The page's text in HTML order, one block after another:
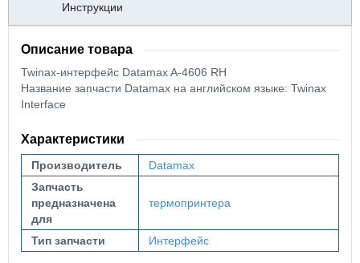
Инструкции
Описание товара
Twinax-интерфейс Datamax A-4606 RH
Название запчасти Datamax на английском языке: Twinax
Interface
Характеристики
Производитель
Datamax
Запчасть
предназначена
для
термопринтера
Тип запчасти Интерфейс